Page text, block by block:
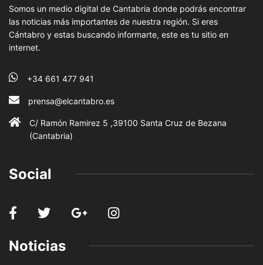
Somos un medio digital de Cantabria donde podrás encontrar
las noticias más importantes de nuestra región. Si eres
Cántabro y estas buscando informarte, este es tu sitio en
internet.
+34 661 477 941
prensa@elcantabro.es
C/ Ramón Ramirez 5 ,39100 Santa Cruz de Bezana
(Cantabria)
Social
Noticias